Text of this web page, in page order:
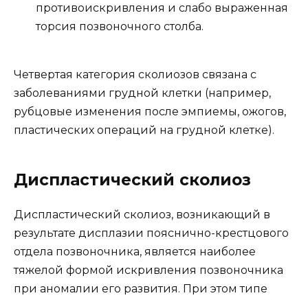
противоискривления и слабо выраженная
торсия позвоночного столба.
Четвертая категория сколиозов связана с
заболеваниями грудной клетки (например,
рубцовые изменения после эмпиемы, ожогов,
пластических операций на грудной клетке).
Диспластический сколиоз
Диспластический сколиоз, возникающий в
результате дисплазии пояснично-крестцового
отдела позвоночника, является наиболее
тяжелой формой искривления позвоночника
при аномалии его развития. При этом типе